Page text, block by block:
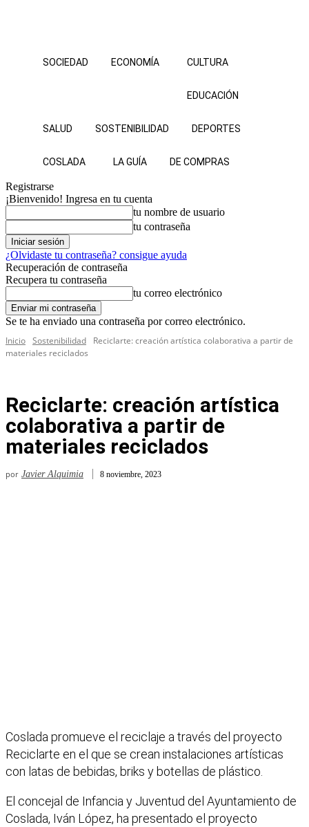
SOCIEDAD ECONOMÍA CULTURA
EDUCACIÓN
SALUD SOSTENIBILIDAD DEPORTES
COSLADA LA GUÍA DE COMPRAS
Registrarse
¡Bienvenido! Ingresa en tu cuenta
tu nombre de usuario
tu contraseña
¿Olvidaste tu contraseña? consigue ayuda
Recuperación de contraseña
Recupera tu contraseña
tu correo electrónico
Se te ha enviado una contraseña por correo electrónico.
Inicio Sostenibilidad
Reciclarte: creación artística colaborativa a partir de
materiales reciclados
Reciclarte: creación artística
colaborativa a partir de
materiales reciclados
por Javier Alquimia 8 noviembre, 2023
Coslada promueve el reciclaje a través del proyecto
Reciclarte en el que se crean instalaciones artísticas
con latas de bebidas, briks y botellas de plástico.
El concejal de Infancia y Juventud del Ayuntamiento de
Coslada, Iván López, ha presentado el proyecto